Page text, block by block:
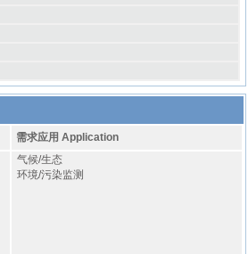
需求应用 Application
气候/生态
环境/污染监测